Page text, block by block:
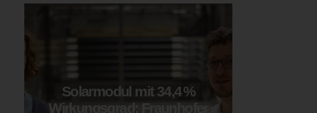
Solarmodul mit 34,4 %
Wirkungsgrad: Fraunhofer